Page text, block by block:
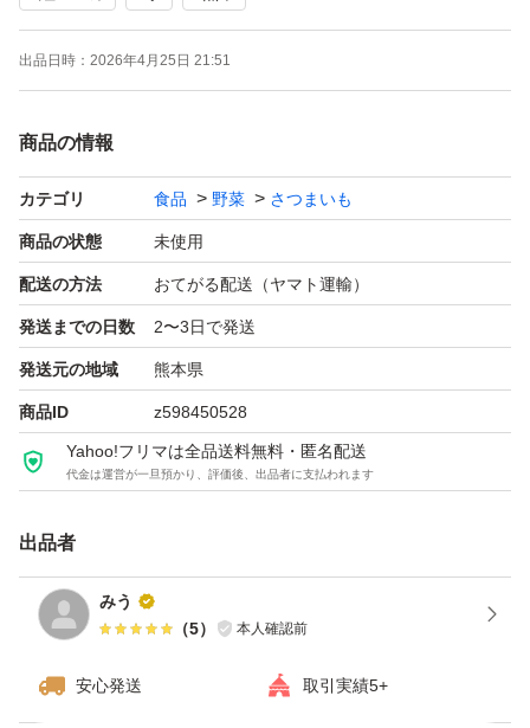
出品日時： 2026年4月25日 21:51
商品の情報
カテゴリ 食品 野菜 さつまいも
商品の状態 未使用
配送の方法 おてがる配送（ヤマト運輸）
発送までの日数 2〜3日で発送
発送元の地域 熊本県
商品ID z598450528
Yahoo!フリマは全品送料無料・匿名配送
代金は運営が一旦預かり、評価後、出品者に支払われます
出品者
みう
（5） 本人確認前
安心発送 取引実績5+